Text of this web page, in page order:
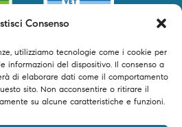
Consenso
utilizziamo tecnologie come i cookie per
informazioni del dispositivo. Il consenso a
di elaborare dati come il comportamento
sito. Non acconsentire o ritirare il
su alcune caratteristiche e funzioni.